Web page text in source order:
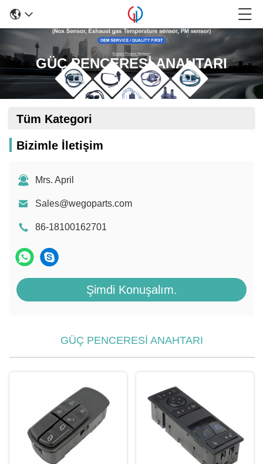
GÜÇ PENCERESİ ANAHTARI
Tüm Kategori
Bizimle İletişim
Mrs. April
Sales@wegoparts.com
86-18100162701
Şimdi Konuşalım.
GÜÇ PENCERESİ ANAHTARI